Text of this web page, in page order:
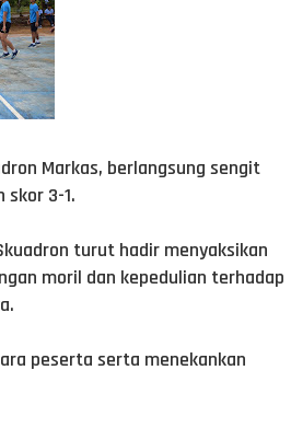
Markas, berlangsung sengit
skor 3-1.
turut hadir menyaksikan
moril dan kepedulian terhadap
peserta serta menekankan